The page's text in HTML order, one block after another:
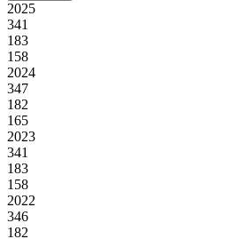
2025
341
183
158
2024
347
182
165
2023
341
183
158
2022
346
182